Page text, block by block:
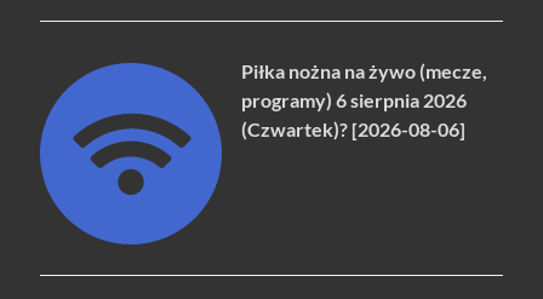
Piłka nożna na żywo (mecze,
programy) 6 sierpnia 2026
(Czwartek)? [2026-08-06]